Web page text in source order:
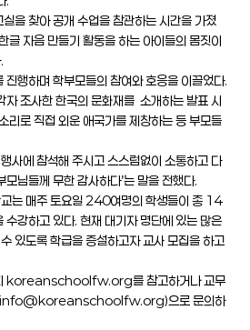
을 찾아 공개 수업을 참관하는 시간을 가졌
글 자음 만들기 활동을 하는 아이들의 몸짓이
진행하며 학부모들의 참여와 호응을 이끌었다.
자 조사한 한국의 문화재를 소개하는 발표 시
리로 직접 외운 애국가를 제창하는 등 부모들
사에 참석해 주시고 스스럼없이 소통하고 다
님들께 무한 감사하다’는 말을 전했다.
는 매주 토요일 240여명의 학생들이 총 14
수강하고 있다. 현재 대기자 명단에 있는 많은
있도록 학급을 증설하고자 교사 모집을 하고
지 koreanschoolfw.org를 참고하거나 교무
info@koreanschoolfw.org)으로 문의하